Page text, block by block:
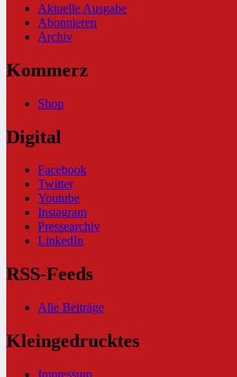
Aktuelle Ausgabe
Abonnieren
Archiv
Kommerz
Shop
Digital
Facebook
Twitter
Youtube
Instagram
Pressearchiv
LinkedIn
RSS-Feeds
Alle Beiträge
Kleingedrucktes
Impressum